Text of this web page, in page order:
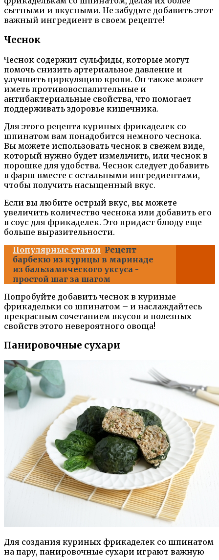
сытными и вкусными. Не забудьте добавить этот
важный ингредиент в своем рецепте!
Чеснок
Чеснок содержит сульфиды, которые могут
помочь снизить артериальное давление и
улучшить циркуляцию крови. Он также может
иметь противовоспалительные и
антибактериальные свойства, что помогает
поддерживать здоровье кишечника.
Для этого рецепта куриных фрикаделек со
шпинатом вам понадобится немного чеснока.
Вы можете использовать чеснок в свежем виде,
который нужно будет измельчить, или чеснок в
порошке для удобства. Чеснок следует добавить
в фарш вместе с остальными ингредиентами,
чтобы получить насыщенный вкус.
Если вы любите острый вкус, вы можете
увеличить количество чеснока или добавить его
в соус для фрикаделек. Это придаст блюду еще
больше выразительности.
Популярные статьи Рецепт
барбекю из курицы в маринаде
из бальзамического уксуса -
простой шаг за шагом
Попробуйте добавить чеснок в куриные
фрикадельки со шпинатом – и наслаждайтесь
прекрасным сочетанием вкусов и полезных
свойств этого невероятного овоща!
Панировочные сухари
Для создания куриных фрикаделек со шпинатом
на пару, панировочные сухари играют важную